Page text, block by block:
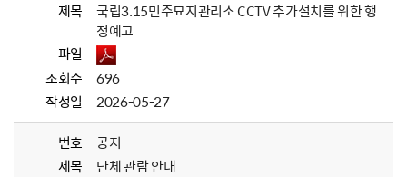
제목
국립3.15민주묘지관리소 CCTV 추가설치를 위한 행
정예고
파일
조회수
696
작성일
2026-05-27
번호
공지
제목
단체 관람 안내